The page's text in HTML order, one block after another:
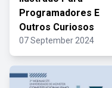
Programadores E
Outros Curiosos
07 September 2024